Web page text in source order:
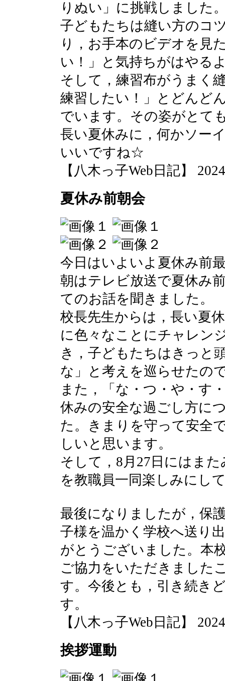
りぬい」に挑戦しました
子どもたちは縫い方のコ
り，お手本のビデオを見
い！」と気持ちがはやる
そして，練習布がうまく
練習したい！」とどんど
でいます。その姿がとて
長い夏休みに，何かソー
いいですね☆
【八木っ子Web日記】
夏休み前朝会
今日はいよいよ夏休み前
朝はテレビ放送で夏休み
てのお話を聞きました。
校長先生からは，長い夏
に色々なことにチャレン
き，子どもたちはきっと
な」と考えを巡らせたの
また，「な・つ・や・す
休みの安全な過ごし方に
た。きまりを守って安全
しいと思います。
そして，8月27日にはま
を教職員一同楽しみにし
最後になりましたが，保
子様を温かく学校へ送り
がとうございました。本
ご協力をいただきました
す。今後とも，引き続き
す。
【八木っ子Web日記】
挨拶運動